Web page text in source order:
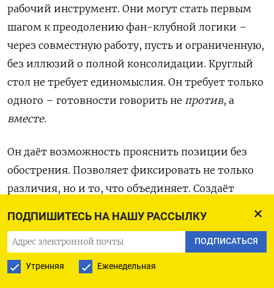
ПОДПИШИТЕСЬ НА НАШУ РАССЫЛКУ
ПОДПИСАТЬСЯ
Утренняя Еженедельная
рабочий инструмент. Они могут стать первым
шагом к преодолению фан-клубной логики –
через совместную работу, пусть и ограниченную,
без иллюзий о полной консолидации. Круглый
стол не требует единомыслия. Он требует только
одного – готовности говорить не против, а
вместе.
Он даёт возможность прояснить позиции без
обострения. Позволяет фиксировать не только
различия, но и то, что объединяет. Создаёт
как эмоция, а как рамка совместной
деятельности. Формирование общей повестки
может начаться с малого: согласованное